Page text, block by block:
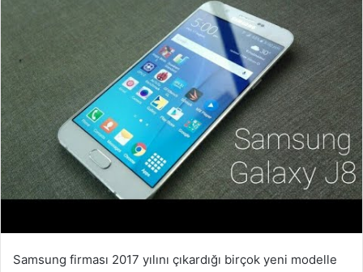
Samsung firması 2017 yılını çıkardığı birçok yeni modelle